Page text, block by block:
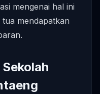
mengenai hal ini
mendapatkan